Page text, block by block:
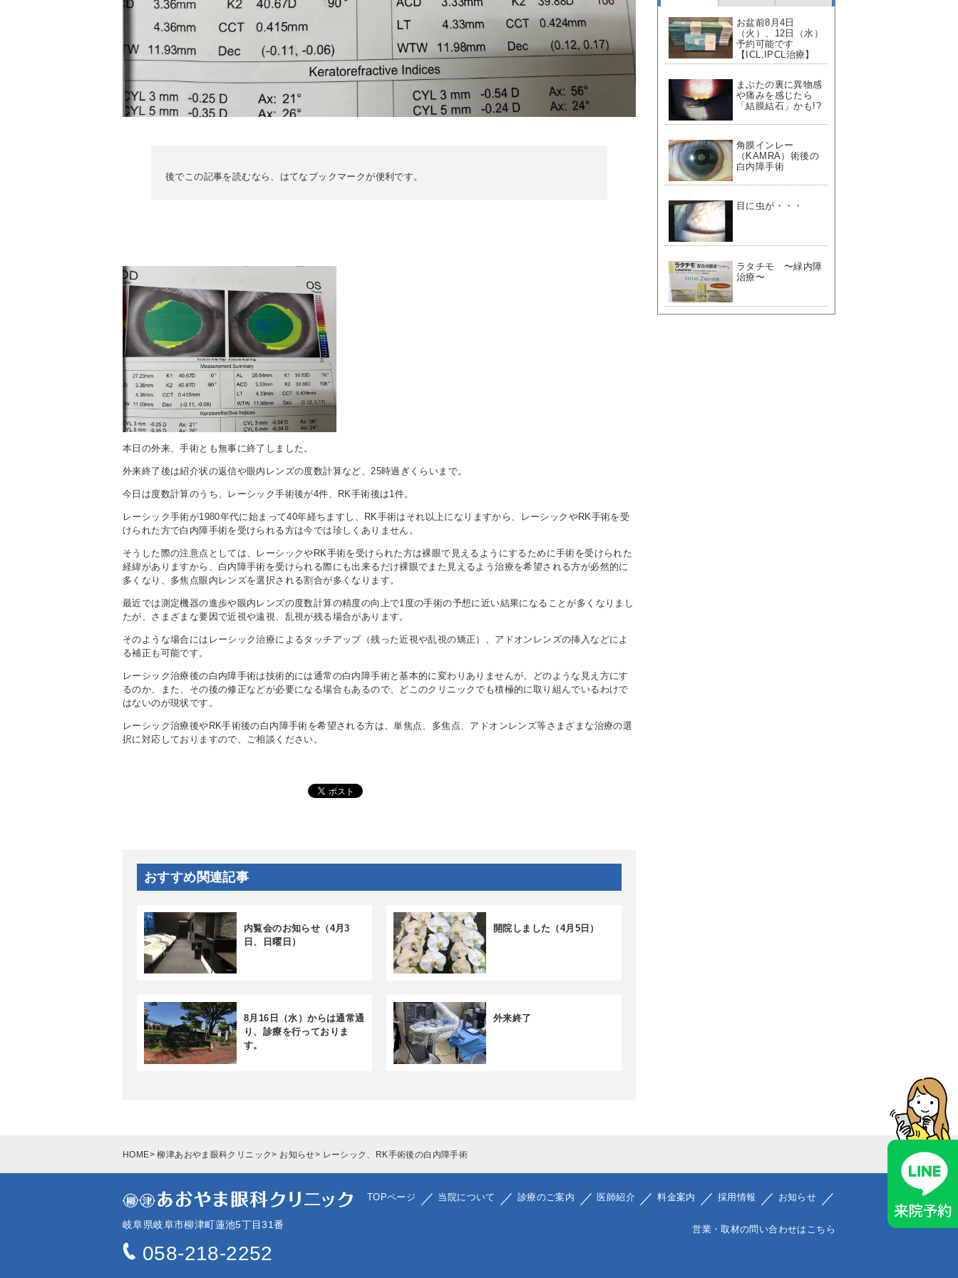
後でこの記事を読むなら、はてなブックマークが便利です。
本日の外来、手術とも無事に終了しました。
外来終了後は紹介状の返信や眼内レンズの度数計算など、25時過ぎくらいまで。
今日は度数計算のうち、レーシック手術後が4件、RK手術後は1件。
レーシック手術が1980年代に始まって40年経ちますし、RK手術はそれ以上になりますから、レーシックやRK手術を受
けられた方で白内障手術を受けられる方は今では珍しくありません。
そうした際の注意点としては、レーシックやRK手術を受けられた方は裸眼で見えるようにするために手術を受けられた
経緯がありますから、白内障手術を受けられる際にも出来るだけ裸眼でまた見えるよう治療を希望される方が必然的に
多くなり、多焦点眼内レンズを選択される割合が多くなります。
最近では測定機器の進歩や眼内レンズの度数計算の精度の向上で1度の手術の予想に近い結果になることが多くなりまし
たが、さまざまな要因で近視や遠視、乱視が残る場合があります。
そのような場合にはレーシック治療によるタッチアップ（残った近視や乱視の矯正）、アドオンレンズの挿入などによ
る補正も可能です。
レーシック治療後の白内障手術は技術的には通常の白内障手術と基本的に変わりありませんが、どのような見え方にす
るのか、また、その後の修正などが必要になる場合もあるので、どこのクリニックでも積極的に取り組んでいるわけで
はないのが現状です。
レーシック治療後やRK手術後の白内障手術を希望される方は、単焦点、多焦点、アドオンレンズ等さまざまな治療の選
択に対応しておりますので、ご相談ください。
おすすめ関連記事
内覧会のお知らせ（4月3
日、日曜日）
開院しました（4月5日）
8月16日（水）からは通常通
り、診療を行っておりま
す。
外来終了
お盆前8月4日
（火）、12日（水）
予約可能です
【ICL,IPCL治療】
まぶたの裏に異物感
や痛みを感じたら
「結膜結石」かも!?
角膜インレー
（KAMRA）術後の
白内障手術
目に虫が・・・
ラタチモ 〜緑内障
治療〜
HOME 柳津あおやま眼科クリニック お知らせ レーシック、RK手術後の白内障手術
岐阜県岐阜市柳津町蓮池5丁目31番
058-218-2252
TOPページ 当院について 診療のご案内 医師紹介 料金案内 採用情報 お知らせ
営業・取材の問い合わせはこちら